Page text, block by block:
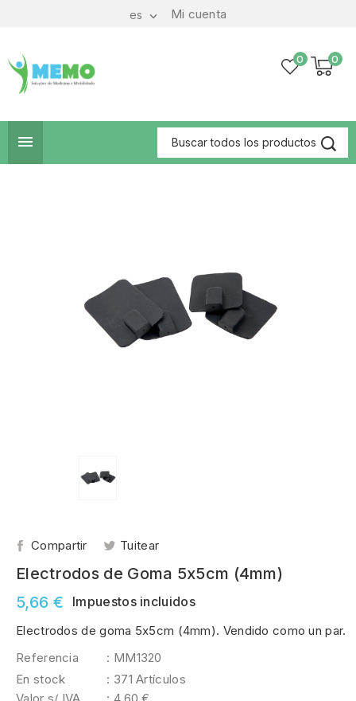
Mi cuenta
es 
0
0

Compartir Tuitear
Electrodos de Goma 5x5cm (4mm)
5,66 €
Impuestos incluidos
Electrodos de goma 5x5cm (4mm). Vendido como un par.
Referencia
: MM1320
En stock
: 371 Artículos